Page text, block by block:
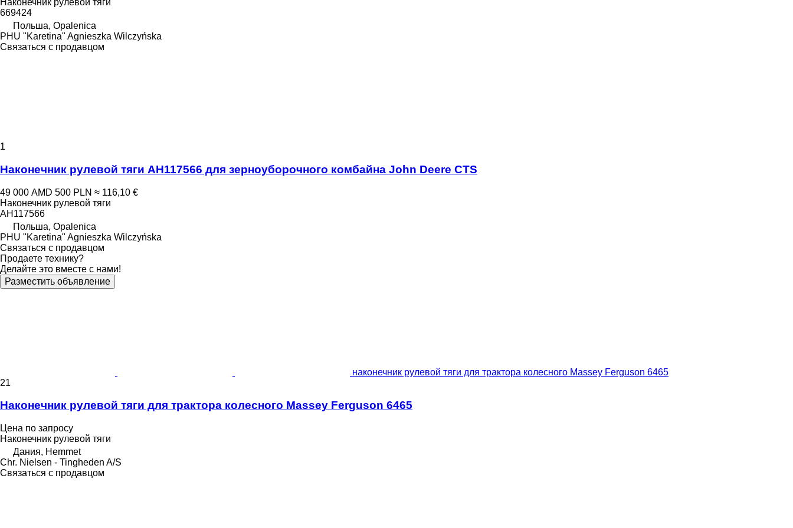
Наконечник рулевой тяги
669424
Польша, Opalenica
PHU "Karetina" Agnieszka Wilczyńska
Связаться с продавцом
1
Наконечник рулевой тяги AH117566 для зерноуборочного комбайна John Deere CTS
49 000 AMD 500 PLN ≈ 116,10 €
Наконечник рулевой тяги
AH117566
Польша, Opalenica
PHU "Karetina" Agnieszka Wilczyńska
Связаться с продавцом
Продаете технику?
Делайте это вместе с нами!
Разместить объявление
наконечник рулевой тяги для трактора колесного Massey Ferguson 6465
21
Наконечник рулевой тяги для трактора колесного Massey Ferguson 6465
Цена по запросу
Наконечник рулевой тяги
Дания, Hemmet
Chr. Nielsen - Tingheden A/S
Связаться с продавцом